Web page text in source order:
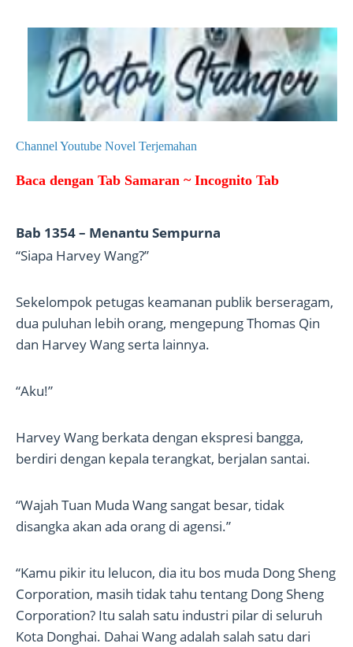
Channel Youtube Novel Terjemahan
Baca dengan Tab Samaran ~ Incognito Tab
Bab 1354 – Menantu Sempurna
“Siapa Harvey Wang?”
Sekelompok petugas keamanan publik berseragam,
dua puluhan lebih orang, mengepung Thomas Qin
dan Harvey Wang serta lainnya.
“Aku!”
Harvey Wang berkata dengan ekspresi bangga,
berdiri dengan kepala terangkat, berjalan santai.
“Wajah Tuan Muda Wang sangat besar, tidak
disangka akan ada orang di agensi.”
“Kamu pikir itu lelucon, dia itu bos muda Dong Sheng
Corporation, masih tidak tahu tentang Dong Sheng
Corporation? Itu salah satu industri pilar di seluruh
Kota Donghai. Dahai Wang adalah salah satu dari